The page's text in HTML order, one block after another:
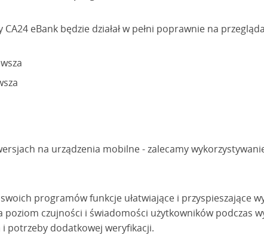
eBank będzie działał w pełni poprawnie na
na urządzenia mobilne - zalecamy
programów funkcje ułatwiające i przyspieszające
czujności i świadomości użytkowników podczas
potrzeby dodatkowej weryfikacji.